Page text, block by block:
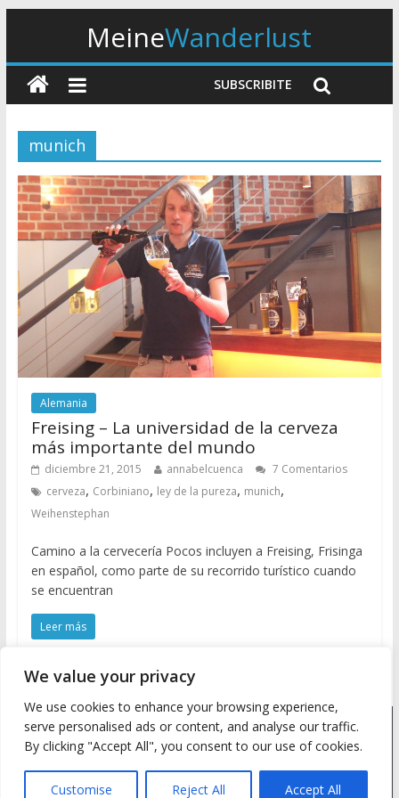
We value your privacy
We use cookies to enhance your browsing experience,
serve personalised ads or content, and analyse our traffic.
By clicking "Accept All", you consent to our use of cookies.
Customise Reject All Accept All
MeineWanderlust
SUBSCRIBITE
munich
Alemania
Freising – La universidad de la cerveza
más importante del mundo
diciembre 21, 2015 annabelcuenca
7 Comentarios
cerveza, Corbiniano, ley de la pureza, munich,
Weihenstephan
Camino a la cervecería Pocos incluyen a Freising, Frisinga
en español, como parte de su recorrido turístico cuando
se encuentran
Leer más
Copyright © 2026Meine Wanderlust. Todos los derechos
reservados.
Tema: ColorMag by ThemeGrill. Desarrollado conWordPress